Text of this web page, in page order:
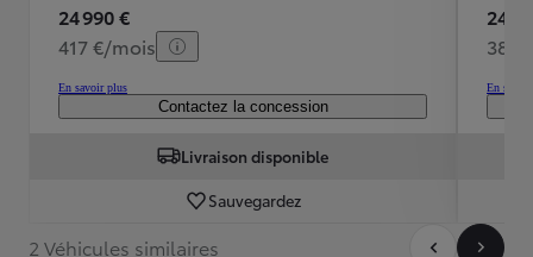
24 990 €
417 €/mois
En savoir plus
Contactez la concession
Livraison disponible
Sauvegardez
24
389
En
2 Véhicules similaires